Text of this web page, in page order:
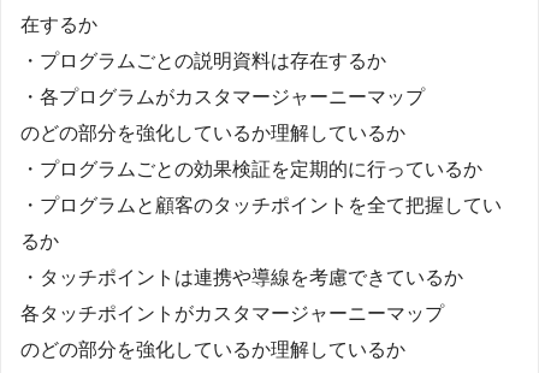
在するか
・プログラムごとの説明資料は存在するか
・各プログラムがカスタマージャーニーマップ
のどの部分を強化しているか理解しているか
・プログラムごとの効果検証を定期的に行っているか
・プログラムと顧客のタッチポイントを全て把握してい
るか
・タッチポイントは連携や導線を考慮できているか
各タッチポイントがカスタマージャーニーマップ
のどの部分を強化しているか理解しているか